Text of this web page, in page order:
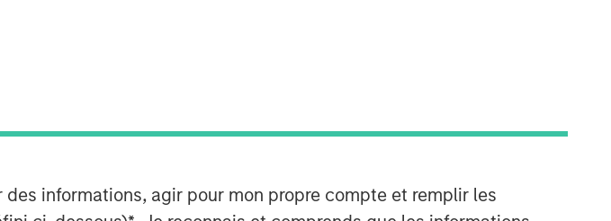
des informations, agir pour mon propre compte et remplir les
its
Red
asset management and operational
improvements.